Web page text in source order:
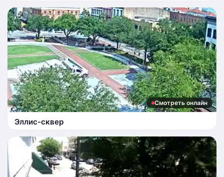
Смотреть онлайн
Эллис-сквер